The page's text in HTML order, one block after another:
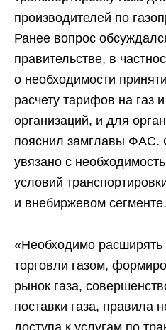
производителей по
Ранее вопрос
правительстве, в
о необходимости
расчету тарифов на газ
организаций, и для
пояснил замглавы ФАС.
увязано с
условий
и внебиржевом сегменте.
«Необходимо
торговли газом,
рынок газа,
поставки газа, правила
доступа к услугам по